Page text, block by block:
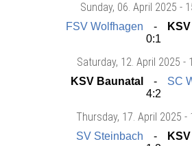
Sunday, 06. April 2025 -
FSV Wolfhagen
0:1
Saturday, 12. April 2025 -
KSV Baunatal
SC
4:2
Thursday, 17. April 2025 -
SV Steinbach